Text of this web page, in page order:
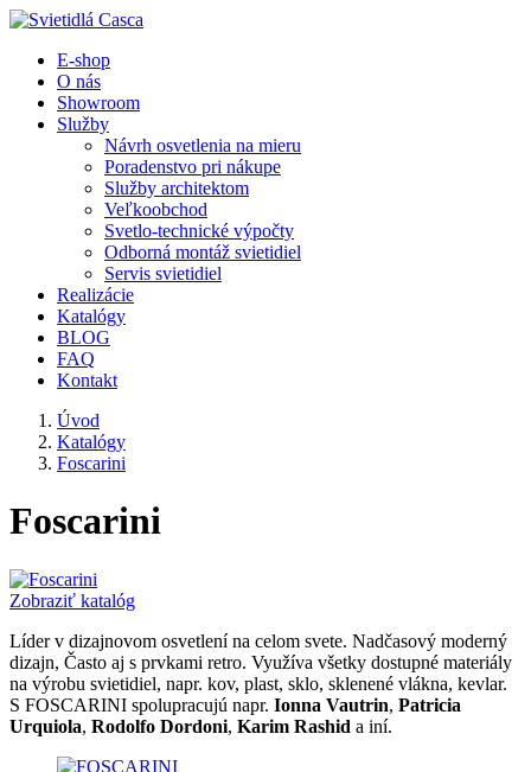
E-shop
O nás
Showroom
Služby
Návrh osvetlenia na mieru
Poradenstvo pri nákupe
Služby architektom
Veľkoobchod
Svetlo-technické výpočty
Odborná montáž svietidiel
Servis svietidiel
Realizácie
Katalógy
BLOG
FAQ
Kontakt
Úvod
Katalógy
Foscarini
Foscarini
Zobraziť katalóg
Líder v dizajnovom osvetlení na celom svete. Nadčasový moderný
dizajn, Často aj s prvkami retro. Využíva všetky dostupné materiály
na výrobu svietidiel, napr. kov, plast, sklo, sklenené vlákna, kevlar.
S FOSCARINI spolupracujú napr. Ionna Vautrin, Patricia
Urquiola, Rodolfo Dordoni, Karim Rashid a iní.